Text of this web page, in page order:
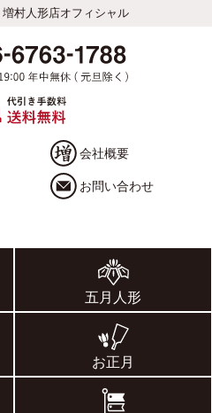
村人形店オフィシャル
会社概要
お問い合わせ
五月人形
お正月